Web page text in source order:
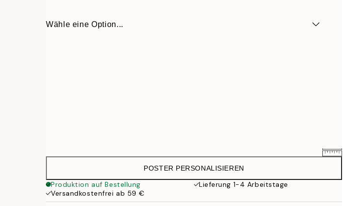
Wähle eine Option...
31,95 €
41,95 €
POSTER PERSONALISIEREN
Produktion auf Bestellung
Lieferung 1-4 Arbeitstage
Versandkostenfrei ab 59 €